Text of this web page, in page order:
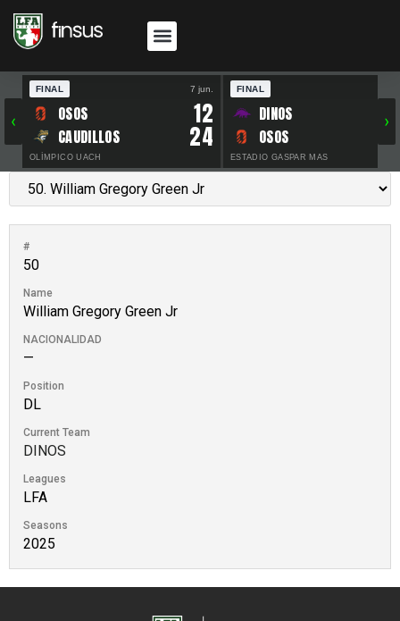
‹
FINAL 7 jun.
OSOS 12
CAUDILLOS 24
OLÍMPICO UACH
FINAL
DINOS
OSOS
ESTADIO GASPAR MAS
›
#
50
Name
William Gregory Green Jr
NACIONALIDAD
—
Position
DL
Current Team
DINOS
Leagues
LFA
Seasons
2025